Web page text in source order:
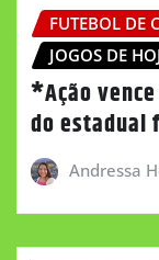
FUTEBOL DE
JOGOS DE
*Ação
do estadual
Andressa